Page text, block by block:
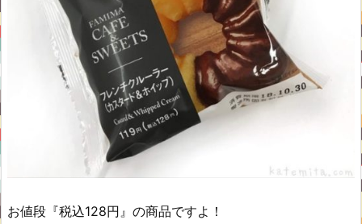
お値段『税込128円』の商品ですよ！